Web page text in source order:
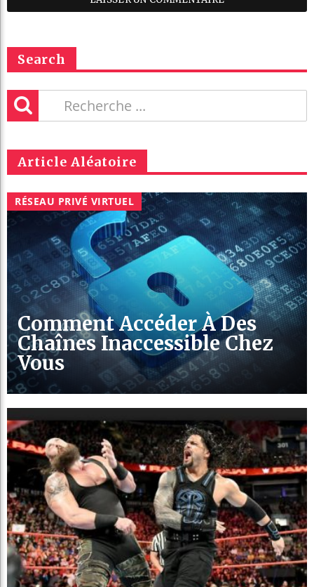
Search
Article Aléatoire
RÉSEAU PRIVÉ VIRTUEL
Comment Accéder À Des
Chaînes Inaccessible Chez
Vous